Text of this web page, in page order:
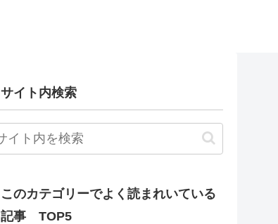
サイト内検索
このカテゴリーでよく読まれいている
記事 TOP5